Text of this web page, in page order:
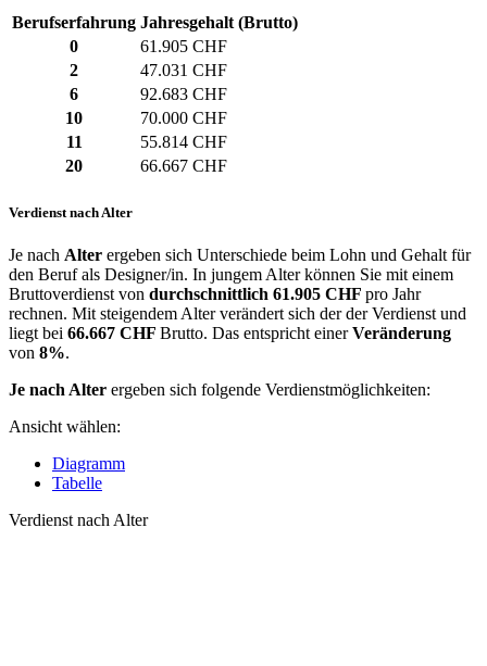
Berufserfahrung Jahresgehalt (Brutto)
0
61.905 CHF
2
47.031 CHF
6
92.683 CHF
10
70.000 CHF
11
55.814 CHF
20
66.667 CHF
Verdienst nach Alter
Je nach Alter ergeben sich Unterschiede beim Lohn und Gehalt für
den Beruf als Designer/in. In jungem Alter können Sie mit einem
Bruttoverdienst von durchschnittlich 61.905 CHF pro Jahr
rechnen. Mit steigendem Alter verändert sich der der Verdienst und
liegt bei 66.667 CHF Brutto. Das entspricht einerVeränderung
von 8%.
Je nach Alter ergeben sich folgende Verdienstmöglichkeiten:
Ansicht wählen:
Diagramm
Tabelle
Verdienst nach Alter